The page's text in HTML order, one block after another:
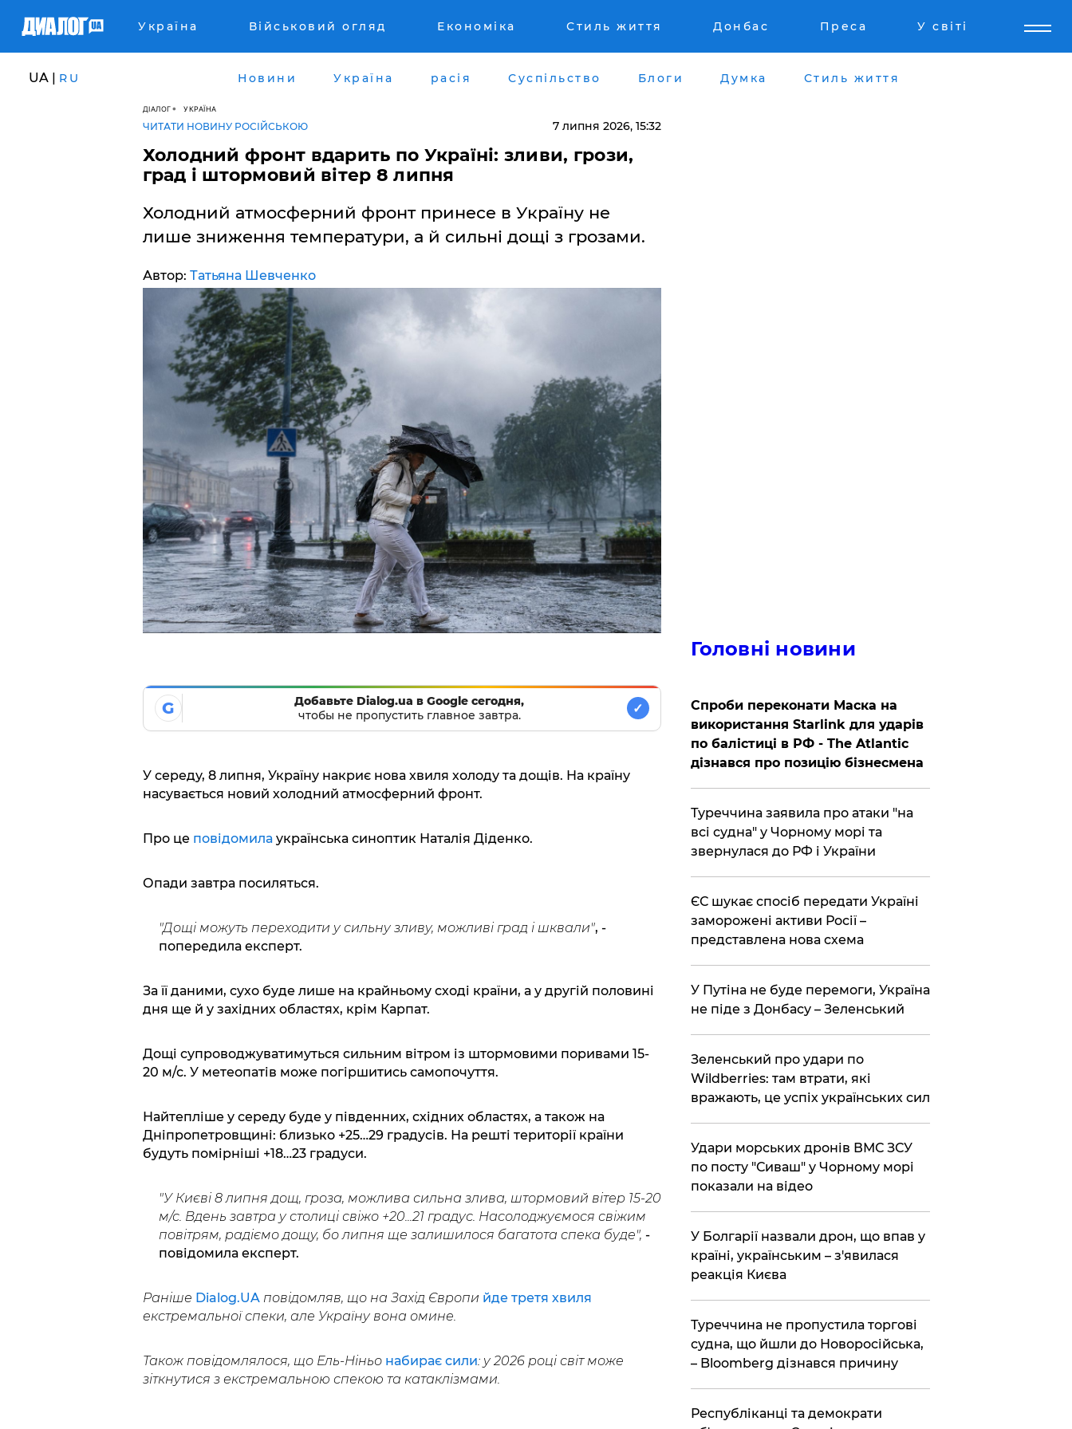
Україна Військовий огляд Економіка Стиль життя Донбас Преса У світі
UA | RU Новини Україна расія Суспільство Блоги Думка Стиль життя
ДІАЛОГ УКРАЇНА
ЧИТАТИ НОВИНУ РОСІЙСЬКОЮ 7 липня 2026, 15:32
Холодний фронт вдарить по Україні: зливи, грози,
град і штормовий вітер 8 липня
Холодний атмосферний фронт принесе в Україну не
лише зниження температури, а й сильні дощі з грозами.
Автор: Татьяна Шевченко
G
Добавьте Dialog.ua в Google сегодня,
чтобы не пропустить главное завтра.
✓
У середу, 8 липня, Україну накриє нова хвиля холоду та дощів. На країну
насувається новий холодний атмосферний фронт.
Про це повідомила українська синоптик Наталія Діденко.
Опади завтра посиляться.
"Дощі можуть переходити у сильну зливу, можливі град і шквали", -
попередила експерт.
За її даними, сухо буде лише на крайньому сході країни, а у другій половині
дня ще й у західних областях, крім Карпат.
Дощі супроводжуватимуться сильним вітром із штормовими поривами 15-
20 м/с. У метеопатів може погіршитись самопочуття.
Найтепліше у середу буде у південних, східних областях, а також на
Дніпропетровщині: близько +25…29 градусів. На решті території країни
будуть помірніші +18…23 градуси.
"У Києві 8 липня дощ, гроза, можлива сильна злива, штормовий вітер 15-20
м/с. Вдень завтра у столиці свіжо +20...21 градус. Насолоджуємося свіжим
повітрям, радіємо дощу, бо липня ще залишилося багатота спека буде", -
повідомила експерт.
Раніше Dialog.UAповідомляв, що на Захід Європи йде третя хвиля
екстремальної спеки, але Україну вона омине.
Також повідомлялося, що Ель-Ніньо набирає сили: у 2026 році світ може
зіткнутися з екстремальною спекою та катаклізмами.
Головні новини
​Спроби переконати Маска на
використання Starlink для ударів
по балістиці в РФ - The Atlantic
дізнався про позицію бізнесмена
Туреччина заявила про атаки "на
всі судна" у Чорному морі та
звернулася до РФ і України
ЄС шукає спосіб передати Україні
заморожені активи Росії –
представлена ​​нова схема
У Путіна не буде перемоги, Україна
не піде з Донбасу – Зеленський
Зеленський про удари по
Wildberries: там втрати, які
вражають, це успіх українських сил
Удари морських дронів ВМС ЗСУ
по посту "Сиваш" у Чорному морі
показали на відео
У Болгарії назвали дрон, що впав у
країні, українським – з'явилася
реакція Києва
Туреччина не пропустила торгові
судна, що йшли до Новоросійська,
– Bloomberg дізнався причину
Республіканці та демократи